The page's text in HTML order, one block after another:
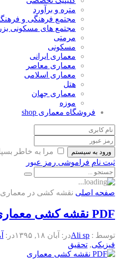
متره و برآورد
مجتمع فرهنگی و
مجتمع های مسکونی
مرمتی
مسکونی
معماری ایرانی
معماری معاصر
معماری اسلامی
هتل
معماری جهان
موزه
فروشگاه معماری shop
ورود به سیستم
مرا به خاطر
ثبت نام فراموشی رمز عبور
صفحه اصلی نقشه کشی در معماری
PDF نقشه کشی معماری
توسط : Ali spدر: آبان ۱۸, ۱۳۹۵ در:
فیزیکی, تحقیق